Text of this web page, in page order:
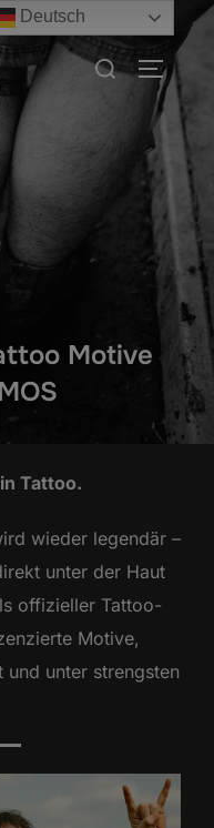
Suchen
Motive
Tattoo.
wieder legendär –
unter der Haut
offizieller Tattoo-
Motive,
und unter strengsten
Deutsch